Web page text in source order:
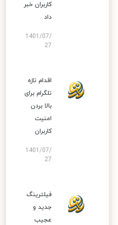
کاربران خبر
داد
1401/07/
27
اقدام تازه
تلگرام برای
بالا بردن
امنیت
کاربران
1401/07/
27
فیلترینگ
جدید و
عجیب